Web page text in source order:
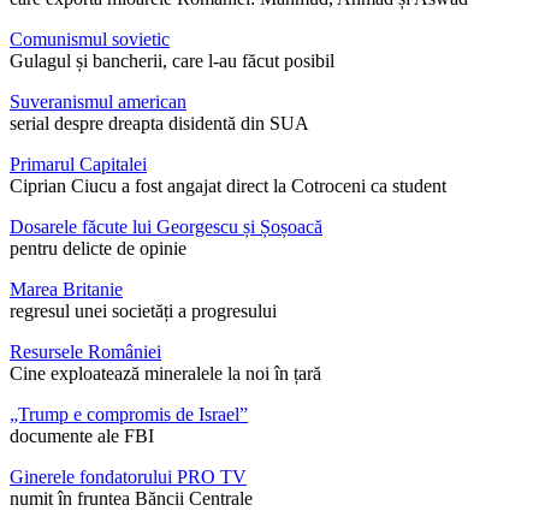
Comunismul sovietic
Gulagul și bancherii, care l-au făcut posibil
Suveranismul american
serial despre dreapta disidentă din SUA
Primarul Capitalei
Ciprian Ciucu a fost angajat direct la Cotroceni ca student
Dosarele făcute lui Georgescu și Șoșoacă
pentru delicte de opinie
Marea Britanie
regresul unei societăți a progresului
Resursele României
Cine exploatează mineralele la noi în țară
„Trump e compromis de Israel”
documente ale FBI
Ginerele fondatorului PRO TV
numit în fruntea Băncii Centrale